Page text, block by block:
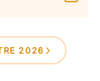
2026